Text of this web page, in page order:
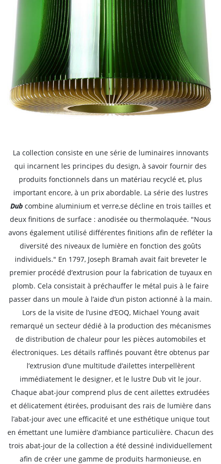
La collection consiste en une série de luminaires innovants
qui incarnent les principes du design, à savoir fournir des
produits fonctionnels dans un matériau recyclé et, plus
important encore, à un prix abordable. La série des lustres
Dubcombine aluminium et verre,se décline en trois tailles et
deux finitions de surface : anodisée ou thermolaquée. "Nous
avons également utilisé différentes finitions afin de refléter la
diversité des niveaux de lumière en fonction des goûts
individuels." En 1797, Joseph Bramah avait fait breveter le
premier procédé d’extrusion pour la fabrication de tuyaux en
plomb. Cela consistait à préchauffer le métal puis à le faire
passer dans un moule à l’aide d’un piston actionné à la main.
Lors de la visite de l’usine d’EOQ, Michael Young avait
remarqué un secteur dédié à la production des mécanismes
de distribution de chaleur pour les pièces automobiles et
électroniques. Les détails raffinés pouvant être obtenus par
l’extrusion d’une multitude d’ailettes interpellèrent
immédiatement le designer, et le lustre Dub vit le jour.
Chaque abat-jour comprend plus de cent ailettes extrudées
et délicatement étirées, produisant des rais de lumière dans
l’abat-jour avec une efficacité et une esthétique unique tout
en émettant une lumière d’ambiance particulière. Chacun des
trois abat-jour de la collection a été dessiné individuellement
afin de créer une gamme de produits harmonieuse, en